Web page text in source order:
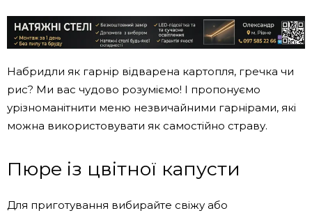
Набридли як гарнір відварена картопля, гречка чи
рис? Ми вас чудово розуміємо! І пропонуємо
урізноманітнити меню незвичайними гарнірами, які
можна використовувати як самостійно страву.
Пюре із цвітної капусти
Для приготування вибирайте свіжу або